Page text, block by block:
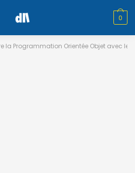
0
la Programmation Orientée Objet avec le